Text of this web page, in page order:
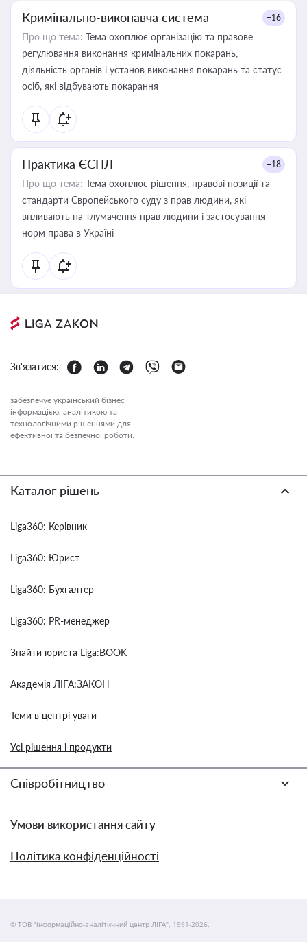
Кримінально-виконавча система +16
Про що тема: Тема охоплює організацію та правове
регулювання виконання кримінальних покарань,
діяльність органів і установ виконання покарань та статус
осіб, які відбувають покарання
Практика ЄСПЛ +18
Про що тема: Тема охоплює рішення, правові позиції та
стандарти Європейського суду з прав людини, які
впливають на тлумачення прав людини і застосування
норм права в Україні
Зв'язатися:
забезпечує український бізнес
інформацією, аналітикою та
технологічними рішеннями для
ефективної та безпечної роботи.
Каталог рішень
Liga360: Керівник
Liga360: Юрист
Liga360: Бухгалтер
Liga360: PR-менеджер
Знайти юриста Liga:BOOK
Академія ЛІГА:ЗАКОН
Теми в центрі уваги
Усі рішення і продукти
Співробітництво
Умови використання сайту
Політика конфіденційності
© ТОВ "інформаційно-аналітичний центр ЛІГА", 1991-2026.